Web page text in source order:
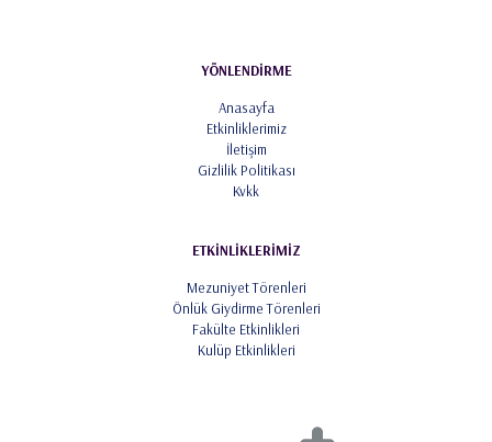
YÖNLENDİRME
Anasayfa
Etkinliklerimiz
İletişim
Gizlilik Politikası
Kvkk
ETKİNLİKLERİMİZ
Mezuniyet Törenleri
Önlük Giydirme Törenleri
Fakülte Etkinlikleri
Kulüp Etkinlikleri